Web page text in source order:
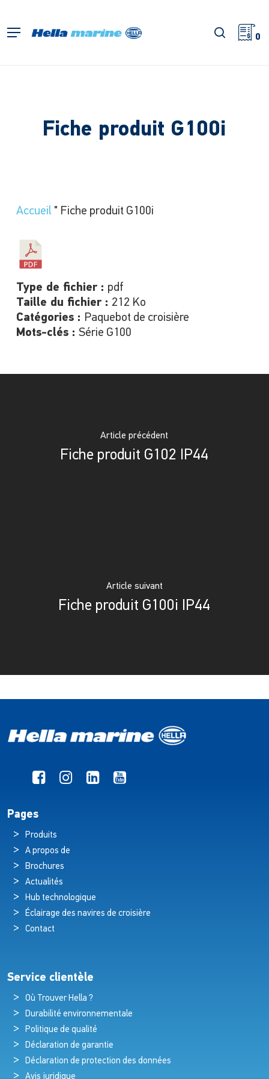
l'accueil
Menu 0
Fiche produit G100i
Accueil" Fiche produit G100i
Type de fichier : pdf
Taille du fichier : 212 Ko
Catégories : Paquebot de croisière
Mots-clés : Série G100
Article précédent
Fiche produit G102 IP44
Article suivant
Fiche produit G100i IP44
Pages
Produits
A propos de
Brochures
Actualités
Hub technologique
Éclairage des navires de croisière
Contact
Service clientèle
Où Trouver Hella ?
Durabilité environnementale
Politique de qualité
Déclaration de garantie
Déclaration de protection des données
Avis juridique